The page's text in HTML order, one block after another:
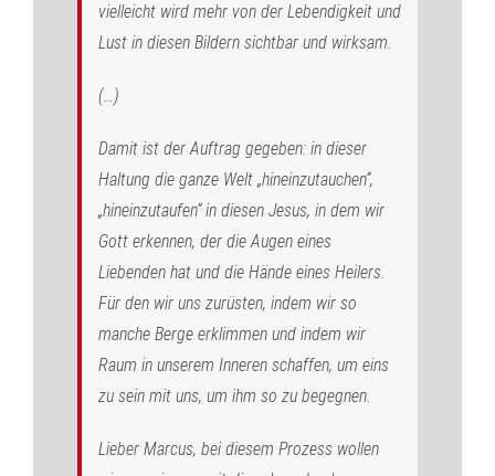
vielleicht wird mehr von der Lebendigkeit und
Lust in diesen Bildern sichtbar und wirksam.
(…)
Damit ist der Auftrag gegeben: in dieser
Haltung die ganze Welt „hineinzutauchen“,
„hineinzutaufen“ in diesen Jesus, in dem wir
Gott erkennen, der die Augen eines
Liebenden hat und die Hände eines Heilers.
Für den wir uns zurüsten, indem wir so
manche Berge erklimmen und indem wir
Raum in unserem Inneren schaffen, um eins
zu sein mit uns, um ihm so zu begegnen.
Lieber Marcus, bei diesem Prozess wollen